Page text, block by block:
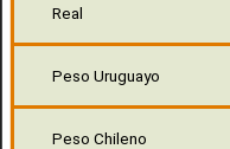
Real
Peso Uruguayo
Peso Chileno